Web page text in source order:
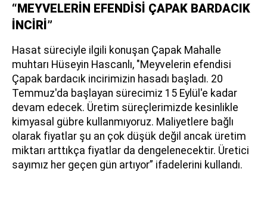
“MEYVELERİN EFENDİSİ ÇAPAK BARDACIK
İNCİRİ”
Hasat süreciyle ilgili konuşan Çapak Mahalle
muhtarı Hüseyin Hascanlı, "Meyvelerin efendisi
Çapak bardacık incirimizin hasadı başladı. 20
Temmuz'da başlayan sürecimiz 15 Eylül'e kadar
devam edecek. Üretim süreçlerimizde kesinlikle
kimyasal gübre kullanmıyoruz. Maliyetlere bağlı
olarak fiyatlar şu an çok düşük değil ancak üretim
miktarı arttıkça fiyatlar da dengelenecektir. Üretici
sayımız her geçen gün artıyor” ifadelerini kullandı.